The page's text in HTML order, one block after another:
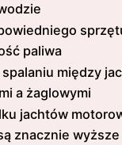
paliwa
między
a żaglowymi
jachtów
znacznie wyższe